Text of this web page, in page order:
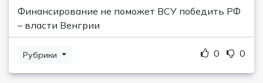
Финансирование не поможет ВСУ победить РФ
– власти Венгрии
Рубрики 0 0